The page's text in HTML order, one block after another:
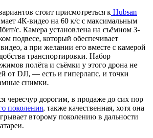
стоит присмотреться к Hubsan
4К-видео на 60 к/с с максимальным
с. Камера установлена на съёмном 3-
подвесе, который обеспечивает
а при желании его вместе с камерой
транспортировки. Набор
полёта и съёмки у этого дрона не
от DJI, — есть и гиперлапс, и точки
снимки.
чересчур дорогим, в продаже до сих пор
поколения, также качественная, хотя она
второму поколению в дальности